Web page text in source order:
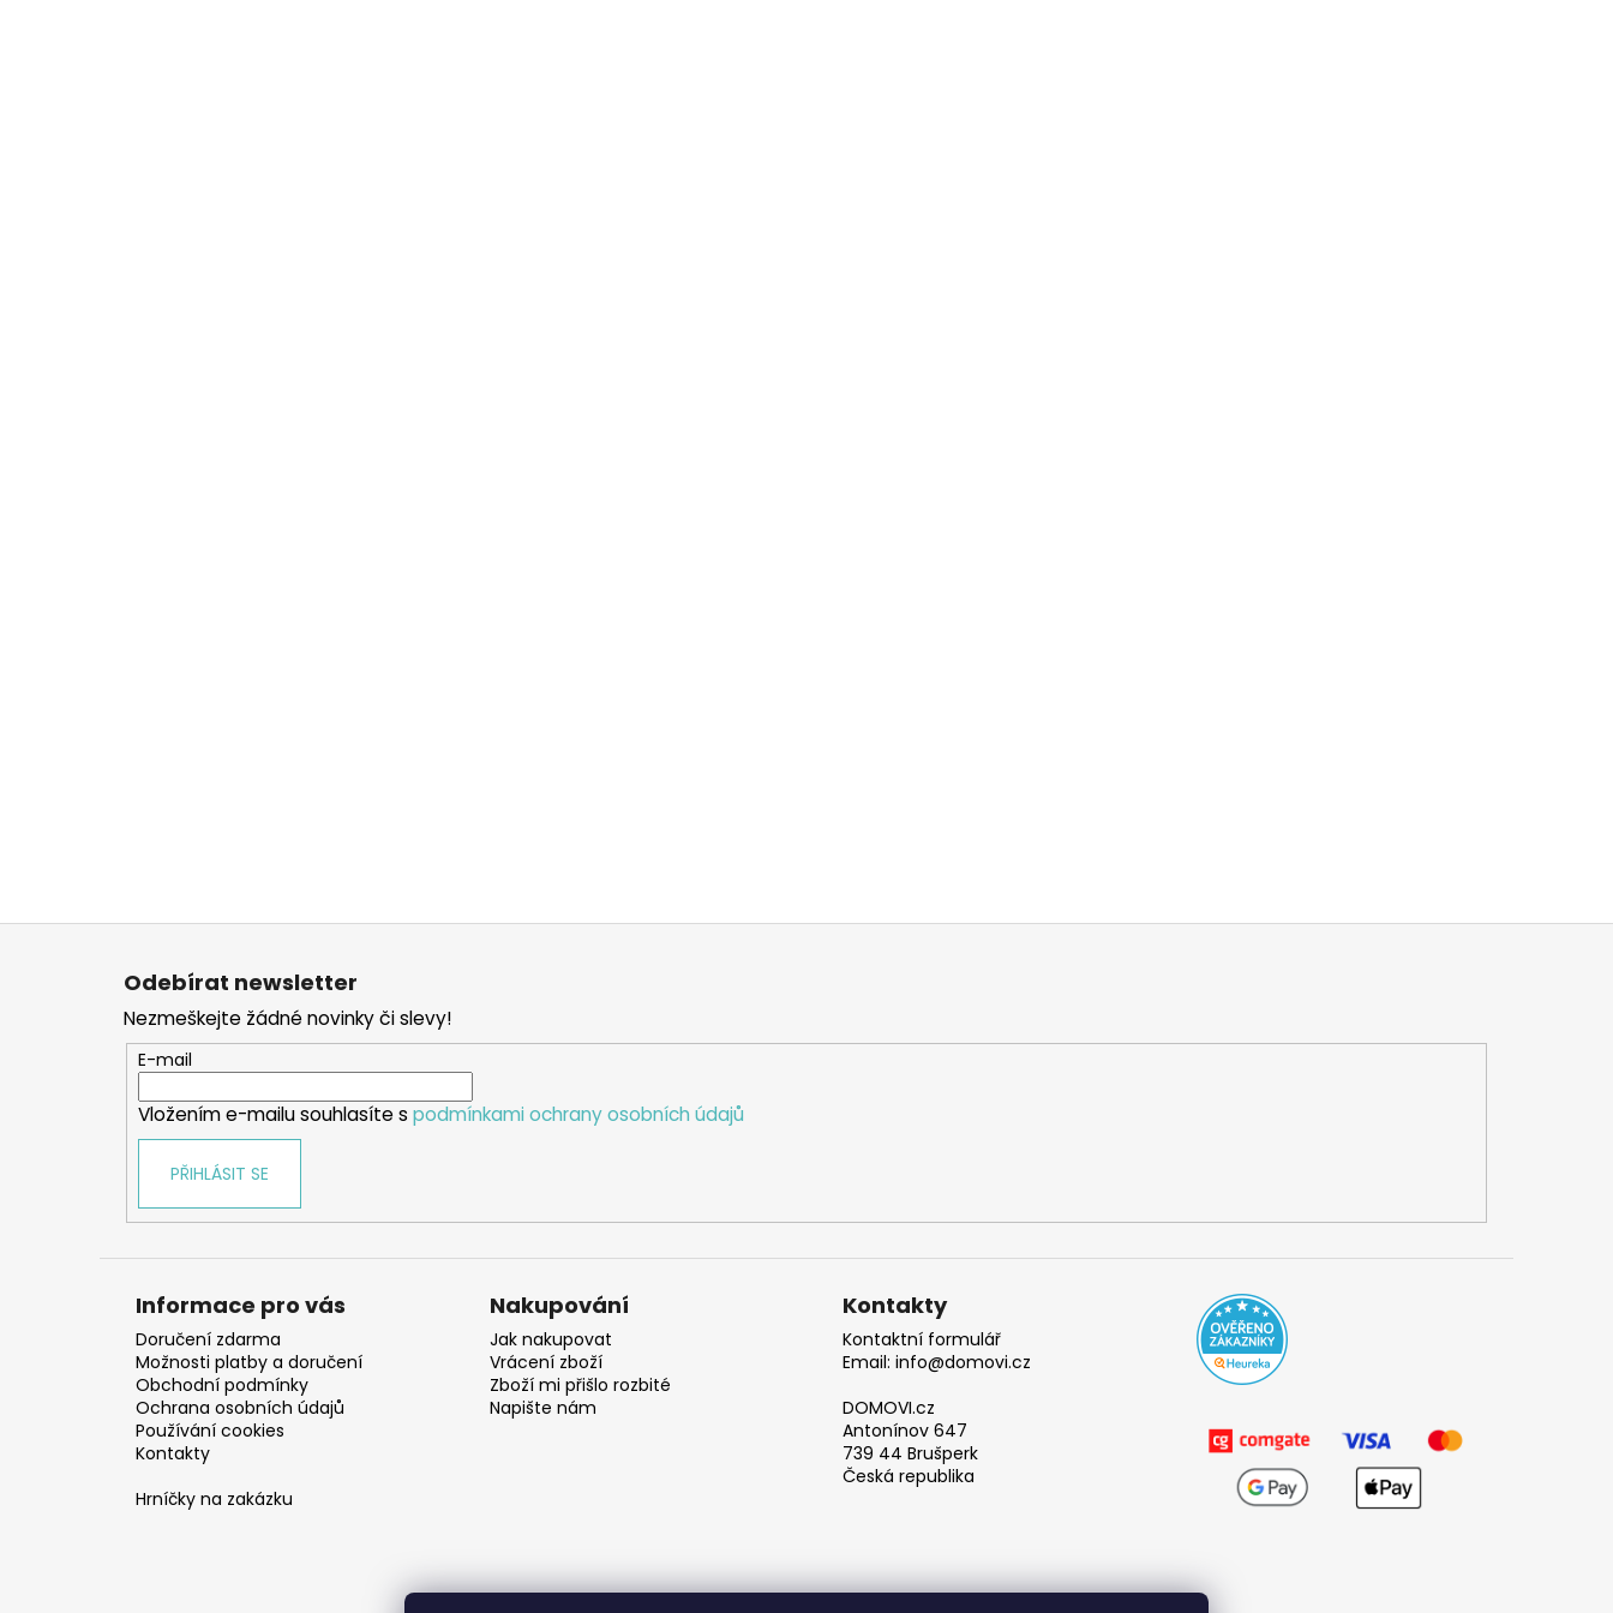
Z
Odebírat newsletter
Nezmeškejte žádné novinky či slevy!
E-mail
Vložením e-mailu souhlasíte s podmínkami ochrany osobních údajů
PŘIHLÁSIT SE
Informace pro vás
Doručení zdarma
Možnosti platby a doručení
Obchodní podmínky
Ochrana osobních údajů
Používání cookies
Kontakty
Hrníčky na zakázku
Nakupování
Jak nakupovat
Vrácení zboží
Zboží mi přišlo rozbité
Napište nám
Kontakty
Kontaktní formulář
Email: info@domovi.cz
DOMOVI.cz
Antonínov 647
739 44 Brušperk
Česká republika